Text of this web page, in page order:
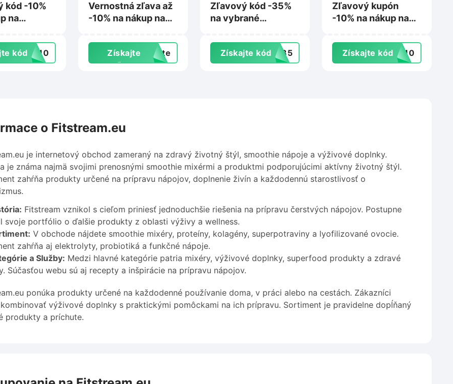
kód -10%
na
kódEE10
Vernostná zľava až
-10% na nákup na
Získajte
zľavu
exte
Zľavový kód -35%
na vybrané
Homeandcook.sk
Získajte kódVA35
Zľavový kupón
-10% na nákup na
Získajte kóder10
o Fitstream.eu
je internetový obchod zameraný na zdravý životný štýl, smoothie nápoje a výživové doplnky.
je známa najmä svojimi prenosnými smoothie mixérmi a produktmi podporujúcimi aktívny životný štýl.
zahŕňa produkty určené na prípravu nápojov, doplnenie živín a každodennú starostlivosť o
Fitstream vznikol s cieľom priniesť jednoduchšie riešenia na prípravu čerstvých nápojov. Postupne
svoje portfólio o ďalšie produkty z oblasti výživy a wellness.
V obchode nájdete smoothie mixéry, proteíny, kolagény, superpotraviny a lyofilizované ovocie.
zahŕňa aj elektrolyty, probiotiká a funkčné nápoje.
a Služby: Medzi hlavné kategórie patria mixéry, výživové doplnky, superfood produkty a zdravé
Súčasťou webu sú aj recepty a inšpirácie na prípravu nápojov.
ponúka produkty určené na každodenné používanie doma, v práci alebo na cestách. Zákazníci
výživové doplnky s praktickými pomôckami na ich prípravu. Sortiment je pravidelne dopĺňaný
produkty a príchute.